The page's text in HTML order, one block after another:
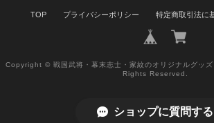
TOP プライバシーポリシー 特定商取引法に
Copyright © 戦国武将・幕末志士・家紋のオリジナルグッ
Rights Reserved.
ショップに質問する